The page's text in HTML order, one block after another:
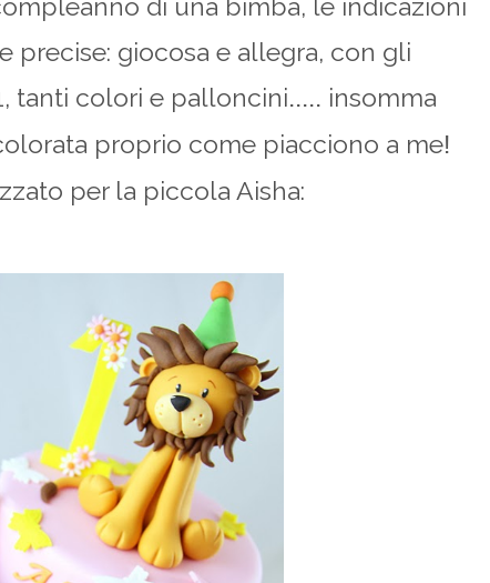
di una bimba, le indicazioni
precise: giocosa e allegra, con gli
tanti colori e palloncini..... insomma
proprio come piacciono a me!
per la piccola Aisha: